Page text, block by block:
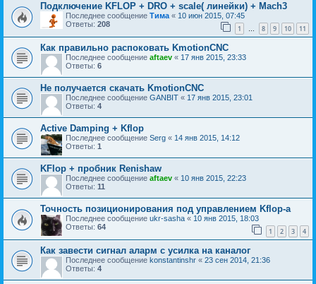
Подключение KFLOP + DRO + scale( линейки) + Mach3
Последнее сообщение Тима « 10 июн 2015, 07:45
Ответы: 208 1 … 8 9 10 11
Как правильно распоковать KmotionCNC
Последнее сообщение aftaev « 17 янв 2015, 23:33
Ответы: 6
Не получается скачать KmotionCNC
Последнее сообщение GANBIT « 17 янв 2015, 23:01
Ответы: 4
Active Damping + Kflop
Последнее сообщение Serg « 14 янв 2015, 14:12
Ответы: 1
KFlop + пробник Renishaw
Последнее сообщение aftaev « 10 янв 2015, 22:23
Ответы: 11
Точность позиционирования под управлением Kflop-a
Последнее сообщение ukr-sasha « 10 янв 2015, 18:03
Ответы: 64 1 2 3 4
Как завести сигнал аларм с усилка на каналог
Последнее сообщение konstantinshr « 23 сен 2014, 21:36
Ответы: 4